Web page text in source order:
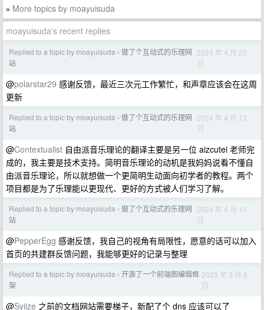
» More topics by moayuisuda
moayuisuda's recent replies
Replied to a topic by moayuisuda › 做了个互动式的乐理网
站
2024 年 4 月 20
日
@polarstar29 感谢反馈，最近三次元工作繁忙，和声章应该会在这周
更新
Replied to a topic by moayuisuda › 做了个互动式的乐理网
站
2024 年 4 月 13
日
@Contextualist 自由派音乐理论的翻译主要是另一位 aizcutei 老师完
成的，我主要是技术支持。简明音乐理论的动机是我妈妈说看不懂自
由派音乐理论，所以就想做一个更简明生动面向初学者的教程。两个
项目都是为了乐理能以更现代、更好的方式被人们学习了解。
Replied to a topic by moayuisuda › 做了个互动式的乐理网
站
2024 年 4 月 13
日
@PepperEgg 感谢反馈，我自己的视角有局限性，愿意的话可以加入
首页的共建群反馈问题，我能够更好的记录与整理
Replied to a topic by moayuisuda › 开源了一个前端图编辑框
架
2023 年 3 月 6
日
@Syiize 之前的文档网站需要梯子，新配了个 dns 应该可以了